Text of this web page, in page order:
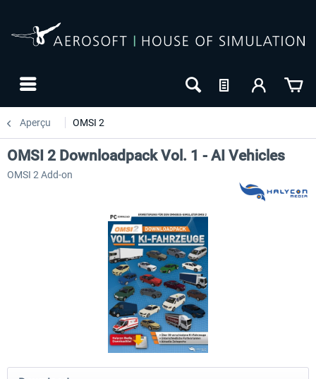
Aperçu OMSI 2
OMSI 2 Add-on Thüringer Wald OMSI 2 Add-on Citybus o530
OMSI 2 Downloadpack Vol. 1 - AI Vehicles
OMSI 2 Add-on